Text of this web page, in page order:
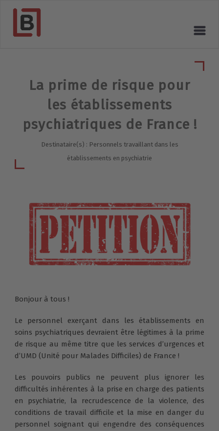
La prime de risque pour
les établissements
psychiatriques de France !
Destinataire(s) : Personnels travaillant dans les
établissements en psychiatrie
Bonjour à tous !
Le personnel exerçant dans les établissements en
soins psychiatriques devraient être légitimes à la prime
de risque au même titre que les services d’urgences et
d’UMD (Unité pour Malades Difficiles) de France !
Les pouvoirs publics ne peuvent plus ignorer les
difficultés inhérentes à la prise en charge des patients
en psychiatrie, la recrudescence de la violence, des
conditions de travail difficile et la mise en danger du
personnel soignant qui engendre des conséquences